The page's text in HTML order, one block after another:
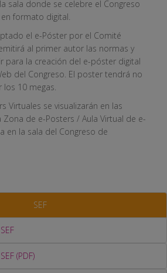
sala donde se celebre el Congreso
formato digital.
el e-Póster por el Comité
al primer autor las normas y
para la creación del e-póster digital
del Congreso. El poster tendrá no
10 megas.
Virtuales se visualizarán en las
Zona de e-Posters / Aula Virtual de e-
en la sala del Congreso de
SEF
(PDF)